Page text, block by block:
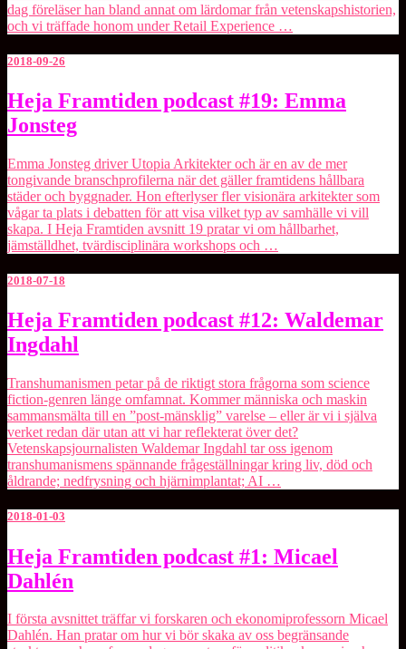
dag föreläser han bland annat om lärdomar från vetenskapshistorien,
och vi träffade honom under Retail Experience …
2018-09-26
Heja
Framtiden
podcast
Emma
Jonsteg
Heja Framtiden podcast #19: Emma
Jonsteg
Emma Jonsteg driver Utopia Arkitekter och är en av de mer
tongivande branschprofilerna när det gäller framtidens hållbara
städer och byggnader. Hon efterlyser fler visionära arkitekter som
vågar ta plats i debatten för att visa vilket typ av samhälle vi vill
skapa. I Heja Framtiden avsnitt 19 pratar vi om hållbarhet,
jämställdhet, tvärdisciplinära workshops och …
2018-07-18
Heja
Framtiden
podcast
Waldemar
Ingdahl
Heja Framtiden podcast #12: Waldemar
Ingdahl
Transhumanismen petar på de riktigt stora frågorna som science
fiction-genren länge omfamnat. Kommer människa och maskin
sammansmälta till en ”post-mänsklig” varelse – eller är vi i själva
verket redan där utan att vi har reflekterat över det?
Vetenskapsjournalisten Waldemar Ingdahl tar oss igenom
transhumanismens spännande frågeställningar kring liv, död och
åldrande; nedfrysning och hjärnimplantat; AI …
2018-01-03
Heja
Framtiden
podcast
Micael
Dahlén
Heja Framtiden podcast #1: Micael
Dahlén
I första avsnittet träffar vi forskaren och ekonomiprofessorn Micael
Dahlén. Han pratar om hur vi bör skaka av oss begränsande